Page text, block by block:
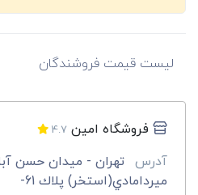
لیست قیمت فروشندگان
فروشگاه امین 4.7
آدرس
تهران - ميدان حسن
ميردامادي(استخر) پلاك 61-